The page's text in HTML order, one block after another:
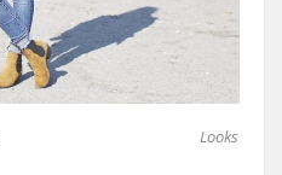
Looks